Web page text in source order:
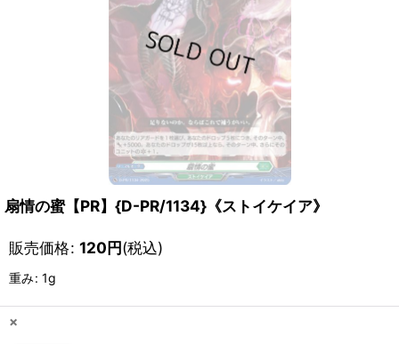
扇情の蜜【PR】{D-PR/1134}《ストイケイア》
販売価格: 120円(税込)
重み: 1g
×